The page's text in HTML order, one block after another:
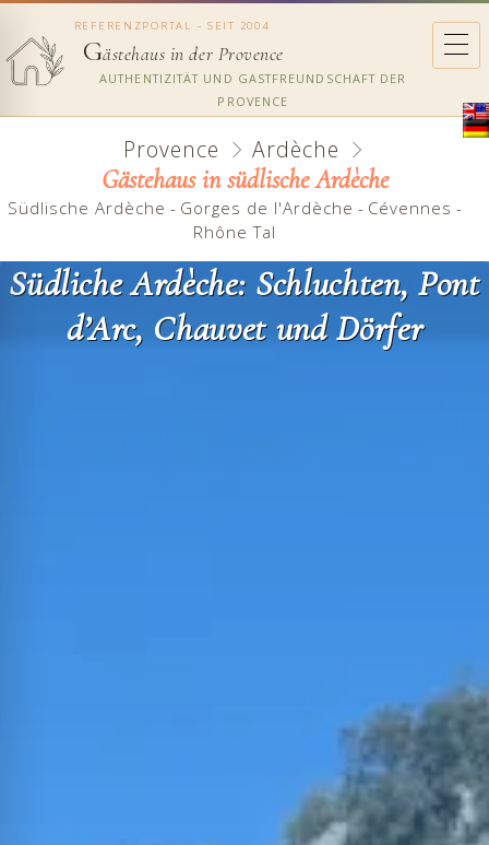
REFERENZPORTAL – SEIT 2004
Gästehaus in der Provence
AUTHENTIZITÄT UND GASTFREUNDSCHAFT DER
PROVENCE
Provence Ardèche
Gästehaus in südlische Ardèche
Südlische Ardèche - Gorges de l'Ardèche - Cévennes -
Rhône Tal
Südliche Ardèche: Schluchten, Pont
d’Arc, Chauvet und Dörfer